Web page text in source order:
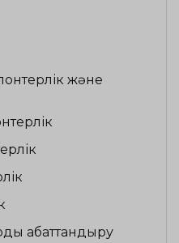
және
абаттандыру